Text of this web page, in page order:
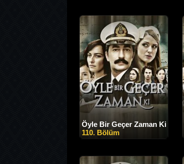
Öyle Bir Geçer Zaman Ki
110. Bölüm